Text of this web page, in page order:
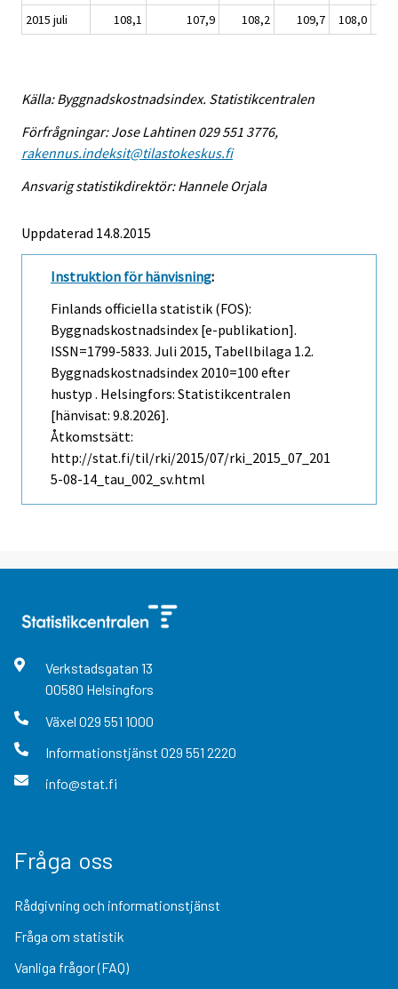
2015 juli
108,1 107,9 108,2 109,7 108,0
Källa: Byggnadskostnadsindex. Statistikcentralen
Förfrågningar: Jose Lahtinen 029 551 3776,
rakennus.indeksit@tilastokeskus.fi
Ansvarig statistikdirektör: Hannele Orjala
Uppdaterad 14.8.2015
Instruktion för hänvisning:
Finlands officiella statistik (FOS):
Byggnadskostnadsindex [e-publikation].
ISSN=1799-5833. Juli 2015, Tabellbilaga 1.2.
Byggnadskostnadsindex 2010=100 efter
hustyp . Helsingfors: Statistikcentralen
[hänvisat: 9.8.2026].
Åtkomstsätt:
http://stat.fi/til/rki/2015/07/rki_2015_07_201
5-08-14_tau_002_sv.html
Verkstadsgatan 13
00580 Helsingfors
Växel 029 551 1000
Informationstjänst 029 551 2220
info@stat.fi
Fråga oss
Rådgivning och informationstjänst
Fråga om statistik
Vanliga frågor (FAQ)